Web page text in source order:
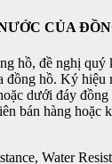
CỦA
hồ, đề nghị quý
đồng hồ. Ký hiệu
dưới đáy
bán hàng hoặc
Water